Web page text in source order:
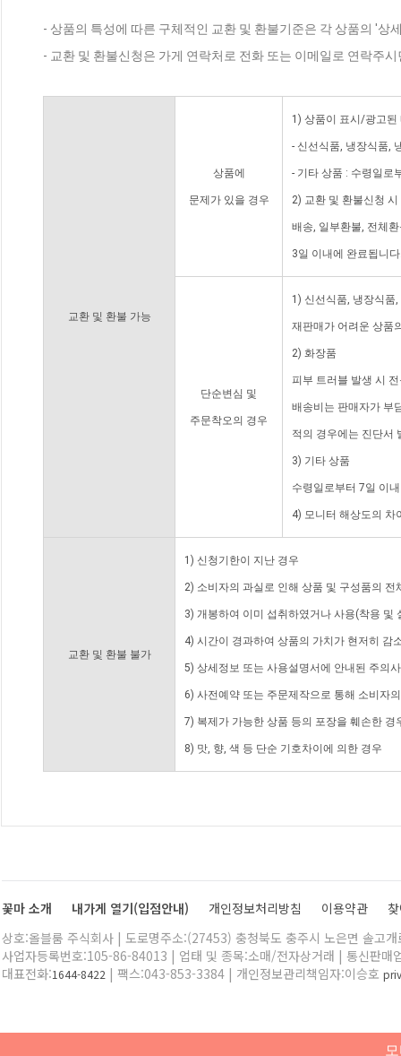
- 상품의 특성에 따른 구체적인 교환 및 환불기준은 각 상품의 '상
- 교환 및 환불신청은 가게 연락처로 전화 또는 이메일로 연락주
교환 및 환불 가능
상품에
문제가 있을 경우
1) 상품이 표시/광고된
- 신선식품, 냉장식품,
- 기타 상품 : 수령일로
2) 교환 및 환불신청
배송, 일부환불, 전체
3일 이내에 완료됩니
단순변심 및
주문착오의 경우
1) 신선식품, 냉장식품
재판매가 어려운 상품
2) 화장품
피부 트러블 발생 시
배송비는 판매자가 부
적의 경우에는 진단서
3) 기타 상품
수령일로부터 7일 이
4) 모니터 해상도의 차
교환 및 환불 불가
1) 신청기한이 지난 경우
2) 소비자의 과실로 인해 상품 및 구성품의
3) 개봉하여 이미 섭취하였거나 사용(착용 및
4) 시간이 경과하여 상품의 가치가 현저히 감
5) 상세정보 또는 사용설명서에 안내된 주의
6) 사전예약 또는 주문제작으로 통해 소비자
7) 복제가 가능한 상품 등의 포장을 훼손한 경
8) 맛, 향, 색 등 단순 기호차이에 의한 경우
꽃마 소개 내가게 열기(입점안내) 개인정보처리방침 이용약관
상호:올블룸 주식회사 | 도로명주소:(27453) 충청북도 충주시 노은면 솔고
사업자등록번호:105-86-84013 | 업태 및 종목:소매/전자상거래 | 통신판매
대표전화:1644-8422 | 팩스:043-853-3384 | 개인정보관리책임자:이승호